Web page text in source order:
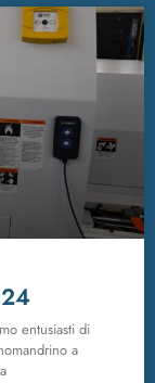
entusiasti di
a